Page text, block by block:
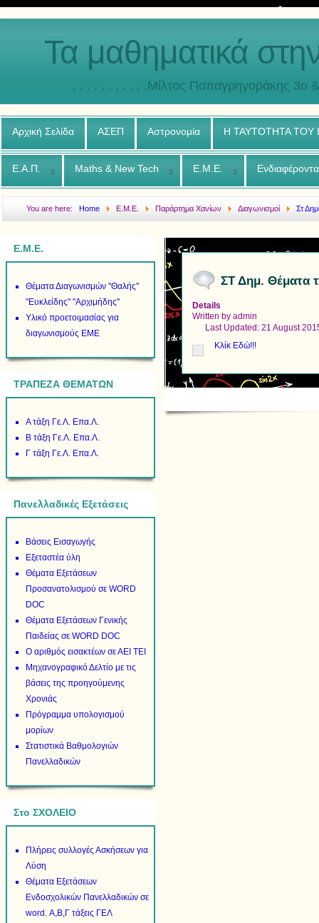
Τα μαθηματικά
. . . . . . . . . . .Μίλτος Παπαγρηγοράκης 3o
Αρχική Σελίδα ΑΣΕΠ Αστρονομία Η ΤΑΥΤΟΤΗΤΑ ΤΟΥ
Ε.Α.Π. Maths & New Tech Ε.Μ.Ε.
You are here:Home Ε.Μ.Ε. Παράρτημα Χανίων Διαγωνισμοί
Στ
Χανίων 2001
Ε.Μ.Ε.
Θέματα Διαγωνισμών "Θαλής"
"Ευκλείδης" "Αρχιμήδης"
Υλικό προετοιμασίας για
διαγωνισμούς ΕΜΕ
ΤΡΑΠΕΖΑ ΘΕΜΑΤΩΝ
Α τάξη Γε.Λ. Επα.Λ.
Β τάξη Γε.Λ. Επα.Λ.
Γ τάξη Γε.Λ. Επα.Λ.
Πανελλαδικές Εξετάσεις
Βάσεις Εισαγωγής
Εξεταστέα ύλη
Θέματα Εξετάσεων
Προσανατολισμού σε WORD
DOC
Θέματα Εξετάσεων Γενικής
Παιδείας σε WORD DOC
Ο αριθμός εισακτέων σε ΑΕΙ ΤΕΙ
Μηχανογραφικό Δελτίο με τις
βάσεις της προηγούμενης
Χρονιάς
Πρόγραμμα υπολογισμού
μορίων
Στατιστικά Βαθμολογιών
Πανελλαδικών
Στο ΣΧΟΛΕΙΟ
Πλήρεις συλλογές Ασκήσεων για
Λύση
Θέματα Εξετάσεων
Ενδοσχολικών Πανελλαδικών σε
word. Α,Β,Γ τάξεις ΓΕΛ
ΣΤ Δημ. Θέματα
Details
Written byadmin
Last Updated: 21 August
Κλίκ Εδώ!!!